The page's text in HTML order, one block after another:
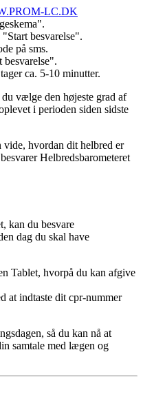
LC.DK
besvarelse".
på sms.
besvarelse".
ca. 5-10 minutter.
vælge den højeste grad af
i perioden siden sidste
hvordan dit helbred er
Helbredsbarometeret
kan du besvare
dag du skal have
Tablet, hvorpå du kan afgive
at indtaste dit cpr-nummer
så du kan nå at
samtale med lægen og